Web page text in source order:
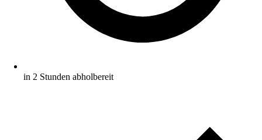
in 2 Stunden abholbereit